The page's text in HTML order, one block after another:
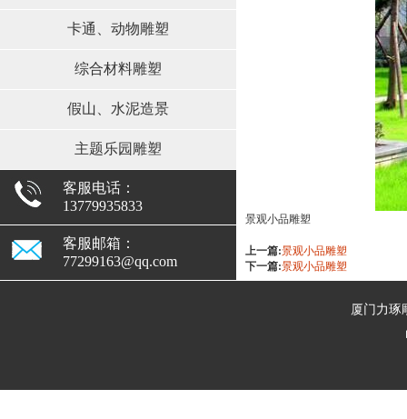
卡通、动物雕塑
综合材料雕塑
假山、水泥造景
主题乐园雕塑
客服电话：
13779935833
客服邮箱：
77299163@qq.com
景观小品雕塑
上一篇:景观小品雕塑
下一篇:景观小品雕塑
厦门力琢